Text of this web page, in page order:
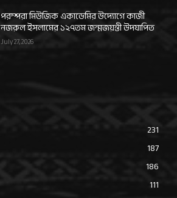
পরম্পরা মিউজিক একাডেমির উদ্যোগে কাজী
নজরুল ইসলামের ১২৭তম জন্মজয়ন্তী উদযাপিত
July 27, 2026
231
187
186
111